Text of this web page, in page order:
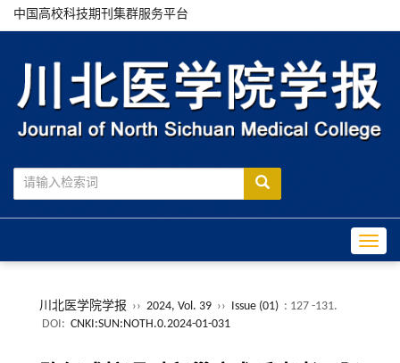
中国高校科技期刊集群服务平台
川北医学院学报 ›› 2024, Vol. 39 ›› Issue (01) : 127 -131.
DOI: CNKI:SUN:NOTH.0.2024-01-031